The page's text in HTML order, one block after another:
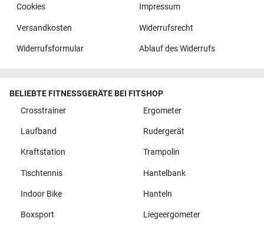
Cookies Impressum
Versandkosten Widerrufsrecht
Widerrufsformular Ablauf des Widerrufs
BELIEBTE FITNESSGERÄTE BEI FITSHOP
Crosstrainer
Ergometer
Laufband Rudergerät
Kraftstation Trampolin
Tischtennis Hantelbank
Indoor Bike Hanteln
Boxsport Liegeergometer